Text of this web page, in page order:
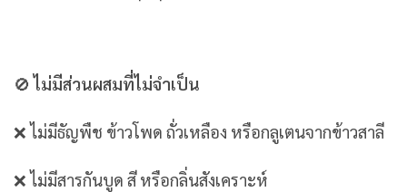
🚫 ไม่มีส่วนผสมที่ไม่จำเป็น
❌ ไม่มีธัญพืช ข้าวโพด ถั่วเหลือง หรือกลูเตนจากข้าวสาลี
❌ ไม่มีสารกันบูด สี หรือกลิ่นสังเคราะห์